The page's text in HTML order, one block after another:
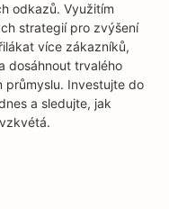
odkazů. Využitím
strategií pro zvýšení
více zákazníků,
dosáhnout trvalého
průmyslu. Investujte do
a sledujte, jak